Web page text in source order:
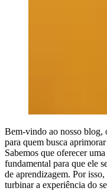
Bem-vindo ao nosso blog,
para quem busca
Sabemos que oferecer
fundamental para que ele
de aprendizagem. Por
turbinar a experiência do